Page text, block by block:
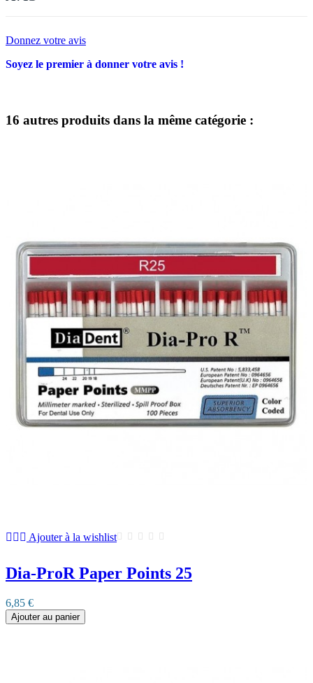
Donnez votre avis
Soyez le premier à donner votre avis !
16 autres produits dans la même catégorie :
Ajouter à la wishlist
Dia-ProR Paper Points 25
6,85 €
Ajouter au panier